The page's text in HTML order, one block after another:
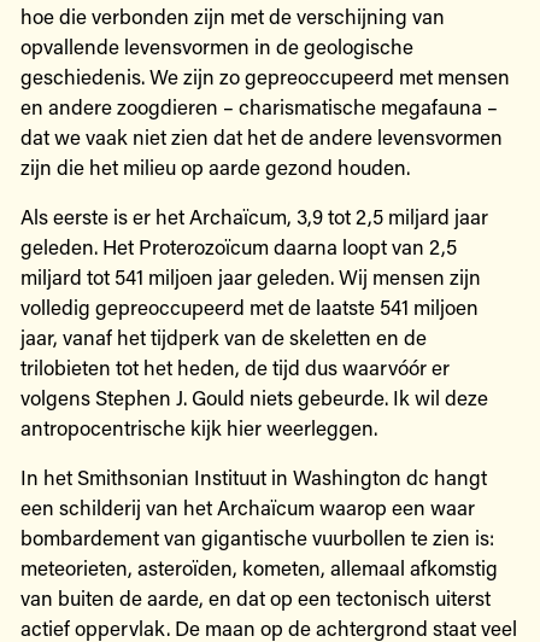
hoe die verbonden zijn met de verschijning van
opvallende levensvormen in de geologische
geschiedenis. We zijn zo gepreoccupeerd met mensen
en andere zoogdieren – charismatische megafauna –
dat we vaak niet zien dat het de andere levensvormen
zijn die het milieu op aarde gezond houden.
Als eerste is er het Archaïcum, 3,9 tot 2,5 miljard jaar
geleden. Het Proterozoïcum daarna loopt van 2,5
miljard tot 541 miljoen jaar geleden. Wij mensen zijn
volledig gepreoccupeerd met de laatste 541 miljoen
jaar, vanaf het tijdperk van de skeletten en de
trilobieten tot het heden, de tijd dus waarvóór er
volgens Stephen J. Gould niets gebeurde. Ik wil deze
antropocentrische kijk hier weerleggen.
In het Smithsonian Instituut in Washington dc hangt
een schilderij van het Archaïcum waarop een waar
bombardement van gigantische vuurbollen te zien is:
meteorieten, asteroïden, kometen, allemaal afkomstig
van buiten de aarde, en dat op een tectonisch uiterst
actief oppervlak. De maan op de achtergrond staat veel